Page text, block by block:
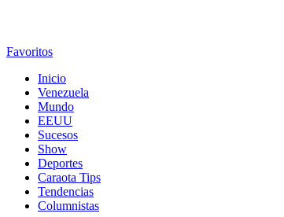
Favoritos
Inicio
Venezuela
Mundo
EEUU
Sucesos
Show
Deportes
Caraota Tips
Tendencias
Columnistas